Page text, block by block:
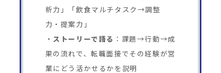
析力」「飲食マルチタスク→調整
力・提案力」
ストーリーで語る ：課題→行動→成
果の流れで、転職面接でその経験が営
業にどう活かせるかを説明